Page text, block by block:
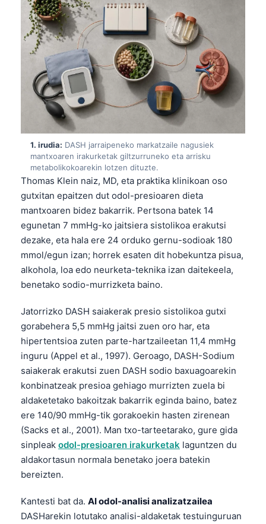
1. irudia: DASH jarraipeneko markatzaile nagusiek
mantxoaren irakurketak giltzurruneko eta arrisku
metabolikokoarekin lotzen dituzte.
Thomas Klein naiz, MD, eta praktika klinikoan oso
gutxitan epaitzen dut odol-presioaren dieta
mantxoaren bidez bakarrik. Pertsona batek 14
egunetan 7 mmHg-ko jaitsiera sistolikoa erakutsi
dezake, eta hala ere 24 orduko gernu-sodioak 180
mmol/egun izan; horrek esaten dit hobekuntza pisua,
alkohola, loa edo neurketa-teknika izan daitekeela,
benetako sodio-murrizketa baino.
Jatorrizko DASH saiakerak presio sistolikoa gutxi
gorabehera 5,5 mmHg jaitsi zuen oro har, eta
hipertentsioa zuten parte-hartzaileetan 11,4 mmHg
inguru (Appel et al., 1997). Geroago, DASH-Sodium
saiakerak erakutsi zuen DASH sodio baxuagoarekin
konbinatzeak presioa gehiago murrizten zuela bi
aldaketetako bakoitzak bakarrik eginda baino, batez
ere 140/90 mmHg-tik gorakoekin hasten zirenean
(Sacks et al., 2001). Man txo-tarteetarako, gure gida
sinpleak odol-presioaren irakurketak laguntzen du
aldakortasun normala benetako joera batekin
bereizten.
Kantesti bat da. AI odol-analisi analizatzailea
DASHarekin lotutako analisi-aldaketak testuinguruan